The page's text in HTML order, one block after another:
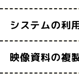
システムの利
映像資料の複